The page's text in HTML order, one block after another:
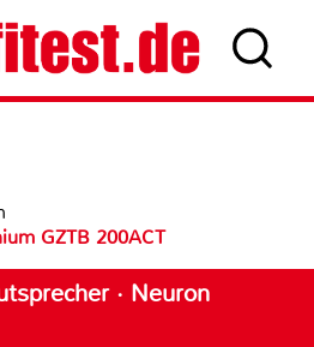
GZTB 200ACT
· Neuron